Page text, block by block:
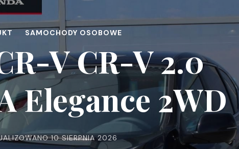
SAMOCHODY OSOBOWE
V CR-V 2.0
Elegance 2WD
10 SIERPNIA 2026